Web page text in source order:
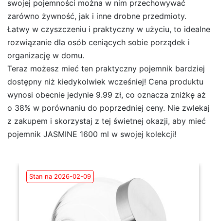
swojej pojemności można w nim przechowywać
zarówno żywność, jak i inne drobne przedmioty.
Łatwy w czyszczeniu i praktyczny w użyciu, to idealne
rozwiązanie dla osób ceniących sobie porządek i
organizację w domu.
Teraz możesz mieć ten praktyczny pojemnik bardziej
dostępny niż kiedykolwiek wcześniej! Cena produktu
wynosi obecnie jedynie 9.99 zł, co oznacza zniżkę aż
o 38% w porównaniu do poprzedniej ceny. Nie zwlekaj
z zakupem i skorzystaj z tej świetnej okazji, aby mieć
pojemnik JASMINE 1600 ml w swojej kolekcji!
Stan na 2026-02-09